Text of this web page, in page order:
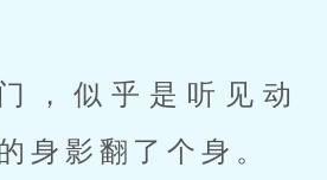
，似乎是听见动
身影翻了个身。